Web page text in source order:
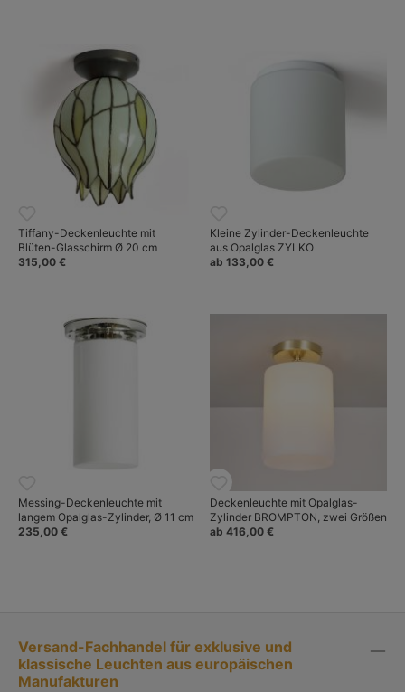
Tiffany-Deckenleuchte mit
Blüten-Glasschirm Ø 20 cm
315,00 €
Kleine Zylinder-Deckenleuchte
aus Opalglas ZYLKO
ab 133,00 €
Messing-Deckenleuchte mit
langem Opalglas-Zylinder, Ø 11 cm
235,00 €
Deckenleuchte mit Opalglas-
Zylinder BROMPTON, zwei Größen
ab 416,00 €
Versand-Fachhandel für exklusive und
klassische Leuchten aus europäischen
Manufakturen